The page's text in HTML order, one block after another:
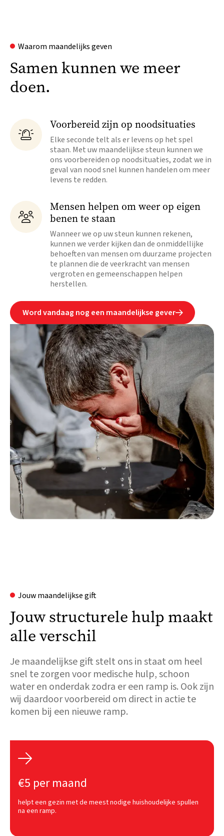
Waarom maandelijks geven
Samen kunnen we meer
doen.

Voorbereid zijn op noodsituaties
Elke seconde telt als er levens op het spel
staan. Met uw maandelijkse steun kunnen we
ons voorbereiden op noodsituaties, zodat we in
geval van nood snel kunnen handelen om meer
levens te redden.

Mensen helpen om weer op eigen
benen te staan
Wanneer we op uw steun kunnen rekenen,
kunnen we verder kijken dan de onmiddellijke
behoeften van mensen om duurzame projecten
te plannen die de veerkracht van mensen
vergroten en gemeenschappen helpen
herstellen.
Word vandaag nog een maandelijkse gever
Jouw maandelijkse gift
Jouw structurele hulp maakt
alle verschil
Je maandelijkse gift stelt ons in staat om heel
snel te zorgen voor medische hulp, schoon
water en onderdak zodra er een ramp is. Ook zijn
wij daardoor voorbereid om direct in actie te
komen bij een nieuwe ramp.

€5 per maand
helpt een gezin met de meest nodige huishoudelijke spullen
na een ramp.